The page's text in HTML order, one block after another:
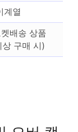
계열
배송 상품
구매 시)